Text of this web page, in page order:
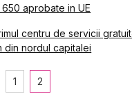
aprobate in UE
centru de servicii
din nordul capitalei
1 2